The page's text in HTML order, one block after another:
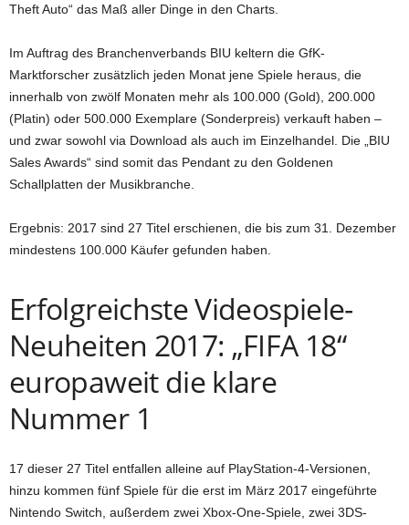
Theft Auto“ das Maß aller Dinge in den Charts.
Im Auftrag des Branchenverbands BIU keltern die GfK-
Marktforscher zusätzlich jeden Monat jene Spiele heraus, die
innerhalb von zwölf Monaten mehr als 100.000 (Gold), 200.000
(Platin) oder 500.000 Exemplare (Sonderpreis) verkauft haben –
und zwar sowohl via Download als auch im Einzelhandel. Die „BIU
Sales Awards“ sind somit das Pendant zu den Goldenen
Schallplatten der Musikbranche.
Ergebnis: 2017 sind 27 Titel erschienen, die bis zum 31. Dezember
mindestens 100.000 Käufer gefunden haben.
Erfolgreichste Videospiele-
Neuheiten 2017: „FIFA 18“
europaweit die klare
Nummer 1
17 dieser 27 Titel entfallen alleine auf PlayStation-4-Versionen,
hinzu kommen fünf Spiele für die erst im März 2017 eingeführte
Nintendo Switch, außerdem zwei Xbox-One-Spiele, zwei 3DS-